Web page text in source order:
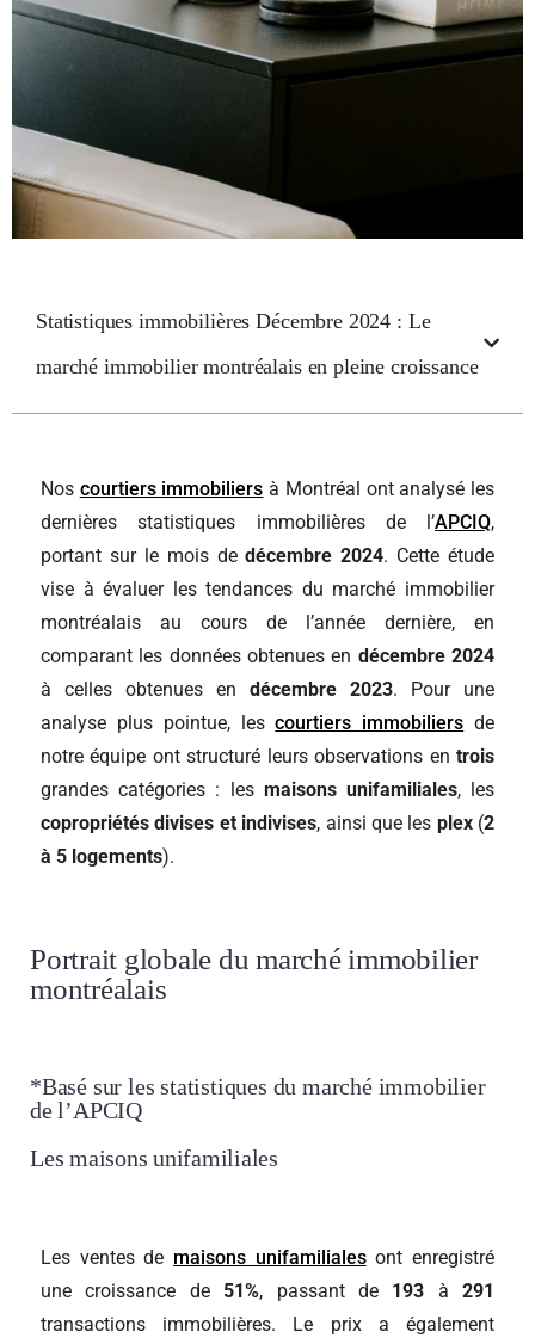
Statistiques immobilières Décembre 2024 : Le
marché immobilier montréalais en pleine croissance
Nos courtiers immobiliers à Montréal ont analysé les
dernières statistiques immobilières de l’APCIQ,
portant sur le mois dedécembre 2024. Cette étude
vise à évaluer les tendances du marché immobilier
montréalais au cours de l’année dernière, en
comparant les données obtenues en décembre 2024
à celles obtenues en décembre 2023. Pour une
analyse plus pointue, lescourtiers immobiliers de
notre équipe ont structuré leurs observations en trois
grandes catégories : les maisons unifamiliales, les
copropriétés divises et indivises, ainsi que les plex(2
à 5 logements).
Portrait globale du marché immobilier
montréalais
*Basé sur les statistiques du marché immobilier
de l’APCIQ
Les maisons unifamiliales
Les ventes de maisons unifamilialesont enregistré
une croissance de 51%, passant de 193 à 291
transactions immobilières. Le prix a également